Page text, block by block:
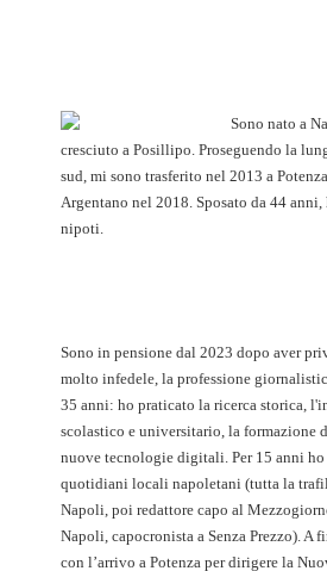
Sono nato a
cresciuto a Posillipo. Proseguendo la
sud, mi sono trasferito nel 2013 a
Argentano nel 2018. Sposato da 44
nipoti.
Sono in pensione dal 2023 dopo aver
molto infedele, la professione
35 anni: ho praticato la ricerca storica,
scolastico e universitario, la formazione
nuove tecnologie digitali. Per 15 anni
quotidiani locali napoletani (tutta la
Napoli, poi redattore capo al
Napoli, capocronista a Senza Prezzo). A
con l’arrivo a Potenza per dirigere la